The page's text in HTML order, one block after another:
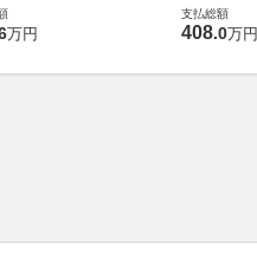
万円
支払総額
408.0万円